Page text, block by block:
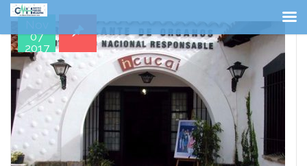
07
2017